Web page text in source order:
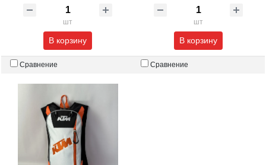
шт
В корзину
Сравнение
шт
В корзину
Сравнение